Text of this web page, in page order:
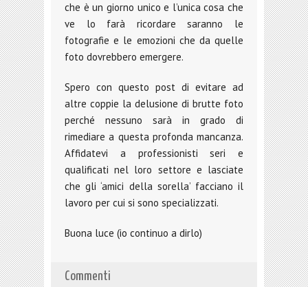
che è un giorno unico e l’unica cosa che
ve lo farà ricordare saranno le
fotografie e le emozioni che da quelle
foto dovrebbero emergere.
Spero con questo post di evitare ad
altre coppie la delusione di brutte foto
perché nessuno sarà in grado di
rimediare a questa profonda mancanza.
Affidatevi a professionisti seri e
qualificati nel loro settore e lasciate
che gli ‘amici della sorella’ facciano il
lavoro per cui si sono specializzati.
Buona luce (io continuo a dirlo)
Commenti